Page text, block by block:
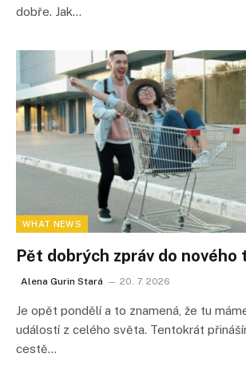
dobře. Jak…
WHAT NEWS
Pět dobrých zpráv do nového
Alena Gurin Stará 20. 7. 2026
Je opět pondělí a to znamená, že tu
událostí z celého světa. Tentokrát
cestě…